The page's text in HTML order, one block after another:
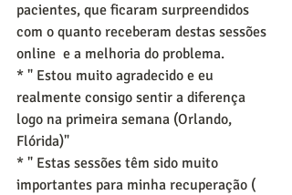
pacientes, que ficaram surpreendidos
com o quanto receberam destas sessões
online  e a melhoria do problema.
* " Estou muito agradecido e eu
realmente consigo sentir a diferença
logo na primeira semana (Orlando,
Flórida)"
* " Estas sessões têm sido muito
importantes para minha recuperação (